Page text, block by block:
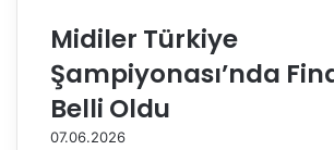
r
1
.
i
g
e
Midiler Türkiye
Şampiyonası’nda
Belli Oldu
07.06.2026